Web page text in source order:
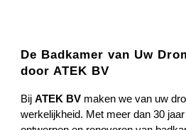
De Badkamer van Uw
door ATEK BV
BijATEK BV maken we van uw
werkelijkheid. Met meer dan 30